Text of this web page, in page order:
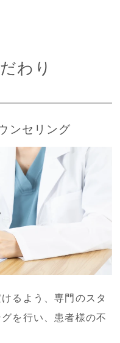
わり
ンセリング
るよう、専門のスタ
を行い、患者様の不